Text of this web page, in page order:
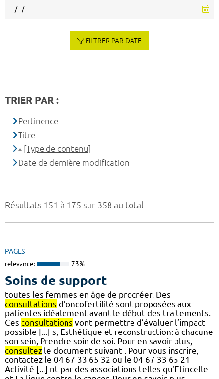
Résultats 151 à 175 sur 358 au total
PAGES
relevance: 73%
Soins de support
toutes les femmes en âge de procréer. Des
consultations d’oncofertilité sont proposées aux
patientes idéalement avant le début des traitements.
Ces consultations vont permettre d’évaluer l’impact
possible [...] s, Esthétique et reconstruction: à chacune
son sein, Prendre soin de soi. Pour en savoir plus,
consultez le document suivant . Pour vous inscrire,
contactez le 04 67 33 65 32 ou le 04 67 33 65 21
Activité [...] nt par des associations telles qu'Etincelle
FILTRER PAR DATE
TRIER PAR :
Pertinence
Titre
[Type de contenu]
Date de dernière modification